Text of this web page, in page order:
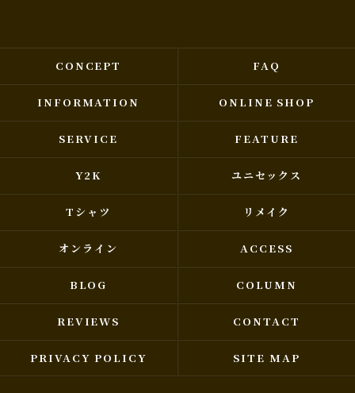
CONCEPT FAQ
INFORMATION ONLINE SHOP
SERVICE FEATURE
Y2K ユニセックス
Tシャツ リメイク
オンライン ACCESS
BLOG COLUMN
REVIEWS CONTACT
PRIVACY POLICY SITE MAP